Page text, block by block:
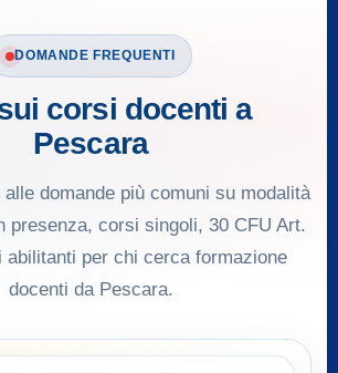
DOMANDE FREQUENTI
corsi docenti a
Pescara
domande più comuni su modalità
presenza, corsi singoli, 30 CFU Art.
abilitanti per chi cerca formazione
docenti da Pescara.